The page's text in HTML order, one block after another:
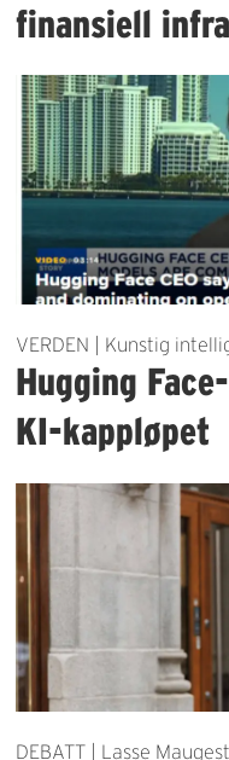
finansiell
VERDEN | Kunstig
Hugging
KI-kappløpet
DEBATT | Lasse